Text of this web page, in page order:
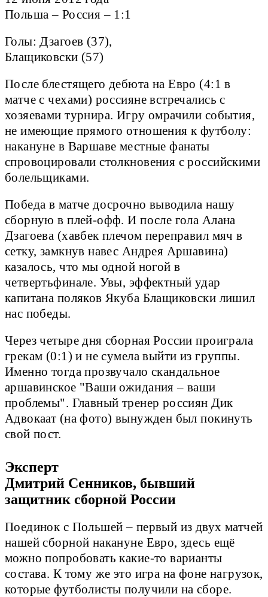
Польша – Россия – 1:1
Голы: Дзагоев (37),
Блащиковски (57)
После блестящего дебюта на Евро (4:1 в
матче с чехами) россияне встречались с
хозяевами турнира. Игру омрачили события,
не имеющие прямого отношения к футболу:
накануне в Варшаве местные фанаты
спровоцировали столкновения с российскими
болельщиками.
Победа в матче досрочно выводила нашу
сборную в плей-офф. И после гола Алана
Дзагоева (хавбек плечом переправил мяч в
сетку, замкнув навес Андрея Аршавина)
казалось, что мы одной ногой в
четвертьфинале. Увы, эффектный удар
капитана поляков Якуба Блащиковски лишил
нас победы.
Через четыре дня сборная России проиграла
грекам (0:1) и не сумела выйти из группы.
Именно тогда прозвучало скандальное
аршавинское "Ваши ожидания – ваши
проблемы". Главный тренер россиян Дик
Адвокаат (на фото) вынужден был покинуть
свой пост.
Эксперт
Дмитрий Сенников, бывший
защитник сборной России
Поединок с Польшей – первый из двух матчей
нашей сборной накануне Евро, здесь ещё
можно попробовать какие-то варианты
состава. К тому же это игра на фоне нагрузок,
которые футболисты получили на сборе.